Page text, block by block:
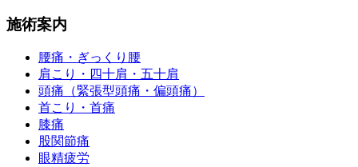
施術案内
腰痛・ぎっくり腰
肩こり・四十肩・五十肩
頭痛（緊張型頭痛・偏頭痛）
首こり・首痛
膝痛
股関節痛
眼精疲労